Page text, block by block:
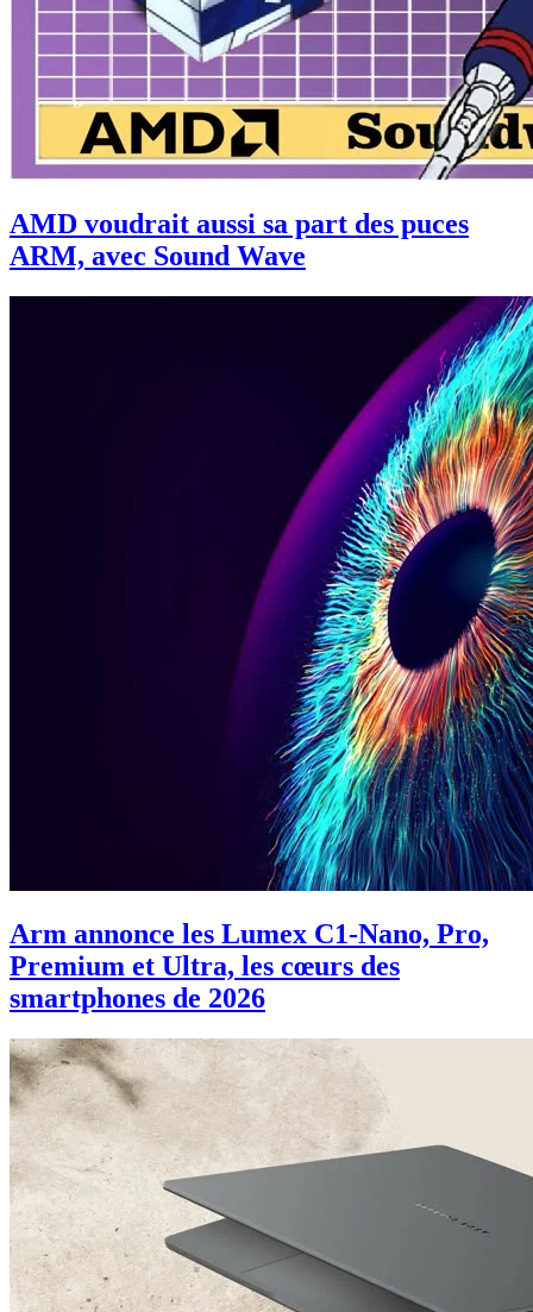
AMD voudrait aussi sa part des puces
ARM, avec Sound Wave
Arm annonce les Lumex C1-Nano, Pro,
Premium et Ultra, les cœurs des
smartphones de 2026